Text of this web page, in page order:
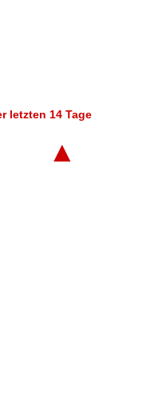
letzten 14 Tage
▲